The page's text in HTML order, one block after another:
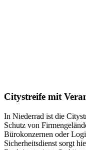
Citystreife mit
In Niederrad ist die
Schutz von
Bürokonzernen oder
Sicherheitsdienst sorgt